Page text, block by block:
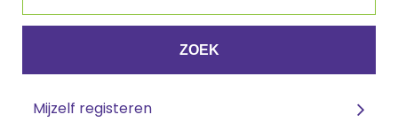
ZOEK
Mijzelf registeren